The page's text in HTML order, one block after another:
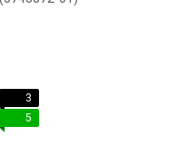
3
5